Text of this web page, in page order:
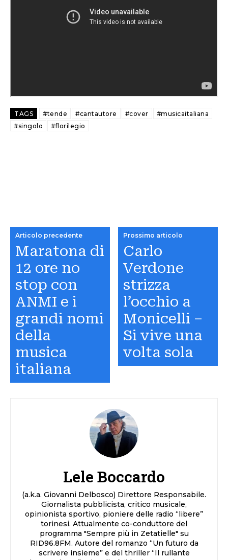
TAGS #tende #cantautore #cover
#musicaitaliana
#singolo
#florilegio
Articolo precedente
Maratona di
12 ore no
stop con
ANMI e i
grandi nomi
della
musica
italiana
Prossimo articolo
Carlo
Verdone
strizza
l’occhio a
Monicelli –
Si vive una
volta sola
Lele Boccardo
(a.k.a. Giovanni Delbosco) Direttore Responsabile.
Giornalista pubblicista, critico musicale,
opinionista sportivo, pioniere delle radio “libere”
torinesi. Attualmente co-conduttore del
programma "Sempre più in Zetatielle" su
RID96.8FM. Autore del romanzo “Un futuro da
scrivere insieme” e del thriller “Il rullante